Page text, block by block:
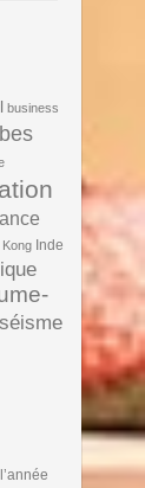
business
Kong Inde
séisme